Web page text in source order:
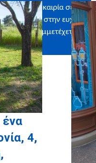
την ευκαιρία σε
στην ευχή
να συμμετέχετε
στοΕΔΩ
4,